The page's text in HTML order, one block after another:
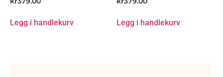
Legg i handlekurv Legg i handlekurv